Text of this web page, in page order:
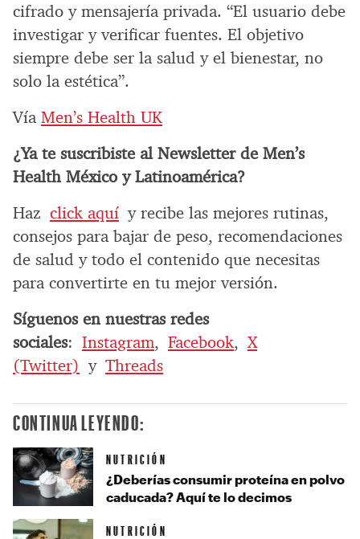
cifrado y mensajería privada. “El usuario debe
investigar y verificar fuentes. El objetivo
siempre debe ser la salud y el bienestar, no
solo la estética”.
Vía Men’s Health UK
¿Ya te suscribiste al Newsletter de Men’s
Health México y Latinoamérica?
Haz click aquí y recibe las mejores rutinas,
consejos para bajar de peso, recomendaciones
de salud y todo el contenido que necesitas
para convertirte en tu mejor versión.
Síguenos en nuestras redes
sociales: Instagram, Facebook,X
(Twitter) y Threads
CONTINUA LEYENDO:
NUTRICIÓN
¿Deberías consumir proteína en polvo
caducada? Aquí te lo decimos
NUTRICIÓN